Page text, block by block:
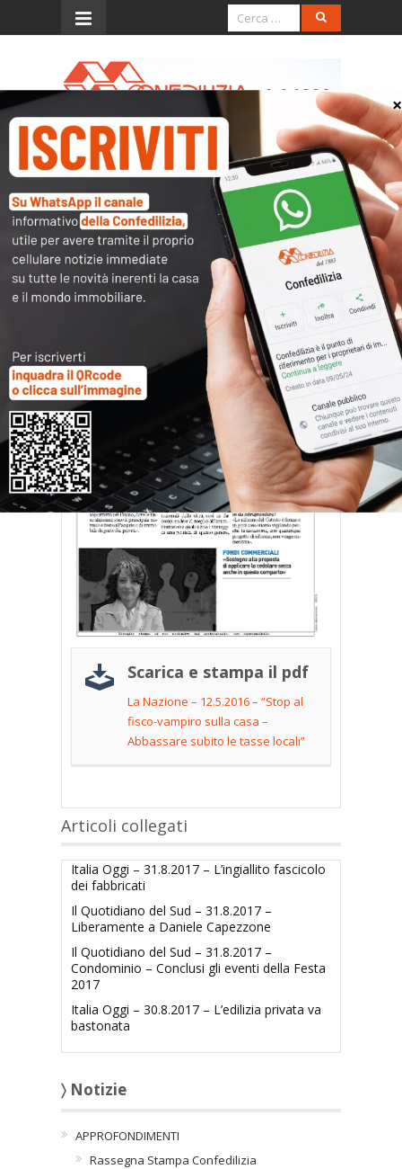
Menu
La Nazione – 12.5.2016 –
“Stop al fisco-vampiro sulla
casa – Abbassare subito le
tasse locali”
Scarica e stampa il pdf
La Nazione – 12.5.2016 – “Stop al
fisco-vampiro sulla casa –
Abbassare subito le tasse locali”
Articoli collegati
Italia Oggi – 31.8.2017 – L’ingiallito fascicolo
dei fabbricati
Il Quotidiano del Sud – 31.8.2017 –
Liberamente a Daniele Capezzone
Il Quotidiano del Sud – 31.8.2017 –
Condominio – Conclusi gli eventi della Festa
2017
Italia Oggi – 30.8.2017 – L’edilizia privata va
bastonata
〉 Notizie
APPROFONDIMENTI
Rassegna Stampa Confedilizia